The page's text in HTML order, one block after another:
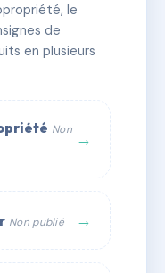
Beauvoisin
1 bâtiment(s)
💬 WhatsApp
le
de
en plusieurs
Non →
Non publié →